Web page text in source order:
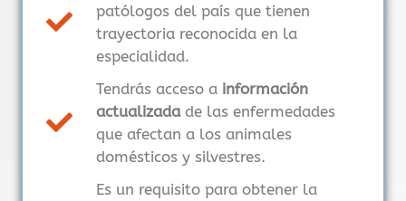
patólogos del país que tienen
trayectoria reconocida en la
especialidad.
Tendrás acceso a información
actualizada de las enfermedades
que afectan a los animales
domésticos y silvestres.
Es un requisito para obtener la